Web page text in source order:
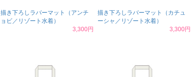
描き下ろしラバーマット（アンチ
ョビ／リゾート水着）
3,300円
描き下ろしラバーマット（カチュ
ーシャ／リゾート水着）
3,300円